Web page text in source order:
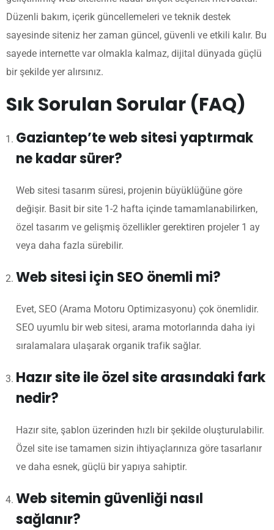
Düzenli bakım, içerik güncellemeleri ve teknik destek
sayesinde siteniz her zaman güncel, güvenli ve etkili kalır. Bu
sayede internette var olmakla kalmaz, dijital dünyada güçlü
bir şekilde yer alırsınız.
Sık Sorulan Sorular (FAQ)
Gaziantep’te web sitesi yaptırmak
ne kadar sürer?
Web sitesi tasarım süresi, projenin büyüklüğüne göre
değişir. Basit bir site 1-2 hafta içinde tamamlanabilirken,
özel tasarım ve gelişmiş özellikler gerektiren projeler 1 ay
veya daha fazla sürebilir.
Web sitesi için SEO önemli mi?
Evet, SEO (Arama Motoru Optimizasyonu) çok önemlidir.
SEO uyumlu bir web sitesi, arama motorlarında daha iyi
sıralamalara ulaşarak organik trafik sağlar.
Hazır site ile özel site arasındaki fark
nedir?
Hazır site, şablon üzerinden hızlı bir şekilde oluşturulabilir.
Özel site ise tamamen sizin ihtiyaçlarınıza göre tasarlanır
ve daha esnek, güçlü bir yapıya sahiptir.
Web sitemin güvenliği nasıl
sağlanır?